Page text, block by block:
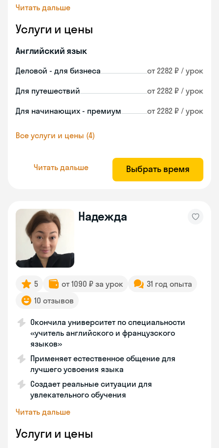
Читать дальше
Услуги и цены
Английский язык
Деловой - для бизнеса от 2282 ₽ / урок
Для путешествий от 2282 ₽ / урок
Для начинающих - премиум от 2282 ₽ / урок
Все услуги и цены (4)
Читать дальше Выбрать время
Надежда
5 от 1090 ₽ за урок
31 год опыта
10 отзывов
Окончила университет по специальности
«учитель английского и французского
языков»
Применяет естественное общение для
лучшего усвоения языка
Создает реальные ситуации для
увлекательного обучения
Читать дальше
Услуги и цены